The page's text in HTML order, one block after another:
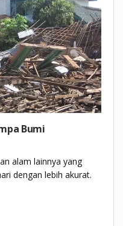
Bumi
alam lainnya yang
dengan lebih akurat.